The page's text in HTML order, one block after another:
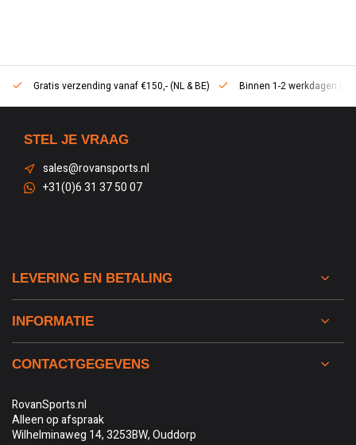
Gratis verzending vanaf €150,- (NL & BE) Binnen 1-2 werkdagen in
STEL JE VRAAG
sales@rovansports.nl
+31(0)6 31 37 50 07
LEVERING EN BETALING
INFORMATIE
CONTACTGEGEVENS
RovanSports.nl
Alleen op afspraak
Wilhelminaweg 14, 3253BW, Ouddorp